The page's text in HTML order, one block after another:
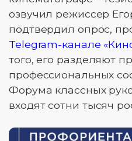
озвучил режиссер
подтвердил опрос,
Telegram-канале
того, его разделяют
профессиональных
Форума классных
входят сотни тысяч